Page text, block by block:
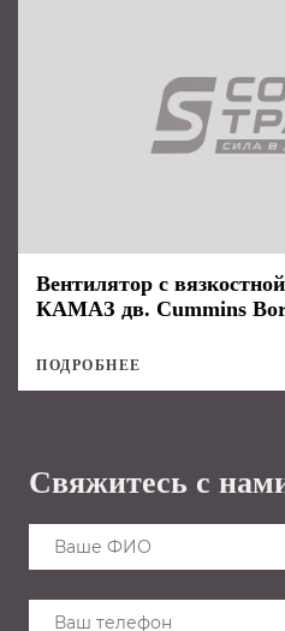
Вентилятор с
КАМАЗ дв. Cummins
ПОДРОБНЕЕ
Свяжитесь с